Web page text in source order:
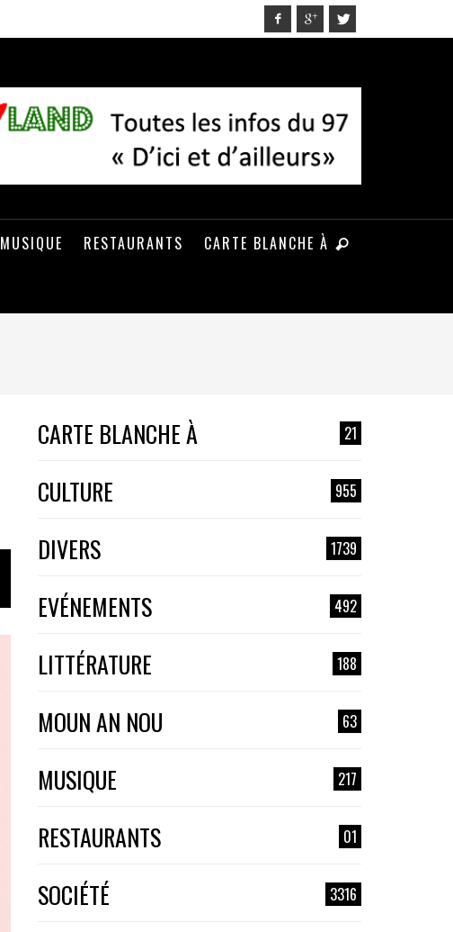
MUSIQUE RESTAURANTS CARTE BLANCHE À
CARTE BLANCHE À 21
CULTURE 955
DIVERS 1739
EVÉNEMENTS 492
LITTÉRATURE 188
MOUN AN NOU 63
MUSIQUE 217
RESTAURANTS 01
SOCIÉTÉ 3316